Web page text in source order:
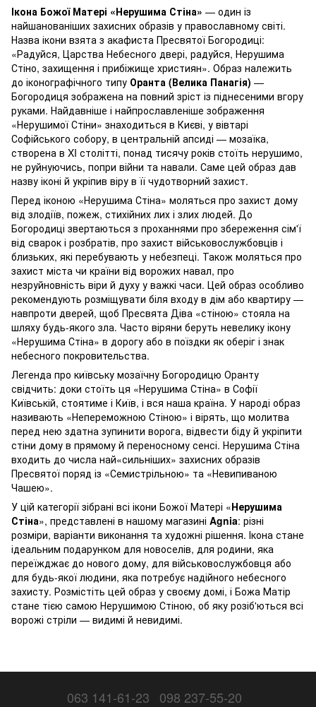
Ікона Божої Матері «Нерушима Стіна» — один із
найшанованіших захисних образів у православному світі.
Назва ікони взята з акафиста Пресвятої Богородиці:
«Радуйся, Царства Небесного двері, радуйся, Нерушима
Стіно, захищення і прибіжище християн». Образ належить
до іконографічного типу Оранта (Велика Панагія) —
Богородиця зображена на повний зріст із піднесеними вгору
руками. Найдавніше і найпрославленіше зображення
«Нерушимої Стіни» знаходиться в Києві, у вівтарі
Софійського собору, в центральній апсиді — мозаїка,
створена в XI столітті, понад тисячу років стоїть нерушимо,
не руйнуючись, попри війни та навали. Саме цей образ дав
назву іконі й укріпив віру в її чудотворний захист.
Перед іконою «Нерушима Стіна» моляться про захист дому
від злодіїв, пожеж, стихійних лих і злих людей. До
Богородиці звертаються з проханнями про збереження сім'ї
від сварок і розбратів, про захист військовослужбовців і
близьких, які перебувають у небезпеці. Також моляться про
захист міста чи країни від ворожих навал, про
незруйновність віри й духу у важкі часи. Цей образ особливо
рекомендують розміщувати біля входу в дім або квартиру —
навпроти дверей, щоб Пресвята Діва «стіною» стояла на
шляху будь-якого зла. Часто віряни беруть невелику ікону
«Нерушима Стіна» в дорогу або в поїздки як оберіг і знак
небесного покровительства.
Легенда про київську мозаїчну Богородицю Оранту
свідчить: доки стоїть ця «Нерушима Стіна» в Софії
Київській, стоятиме і Київ, і вся наша країна. У народі образ
називають «Непереможною Стіною» і вірять, що молитва
перед нею здатна зупинити ворога, відвести біду й укріпити
стіни дому в прямому й переносному сенсі. Нерушима Стіна
входить до числа най«сильніших» захисних образів
Пресвятої поряд із «Семистрільною» та «Невипиваною
Чашею».
У цій категорії зібрані всі ікони Божої Матері «Нерушима
Стіна», представлені в нашому магазині Agnia: різні
розміри, варіанти виконання та художні рішення. Ікона стане
ідеальним подарунком для новоселів, для родини, яка
переїжджає до нового дому, для військовослужбовця або
для будь-якої людини, яка потребує надійного небесного
захисту. Розмістіть цей образ у своєму домі, і Божа Матір
стане тією самою Нерушимою Стіною, об яку розіб'ються всі
ворожі стріли — видимі й невидимі.
063 141-61-23 098 237-55-20